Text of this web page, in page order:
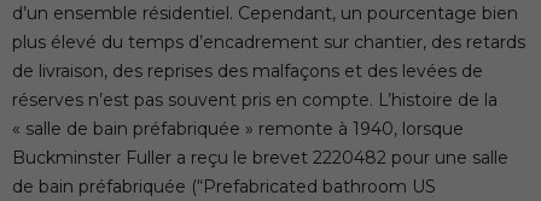
d’un ensemble résidentiel. Cependant, un pourcentage bien
plus élevé du temps d’encadrement sur chantier, des retards
de livraison, des reprises des malfaçons et des levées de
réserves n’est pas souvent pris en compte. L’histoire de la
« salle de bain préfabriquée » remonte à 1940, lorsque
Buckminster Fuller a reçu le brevet 2220482 pour une salle
de bain préfabriquée (“Prefabricated bathroom US